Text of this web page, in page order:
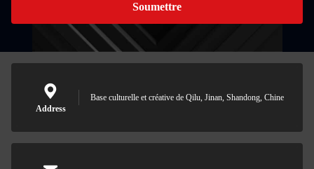
Soumettre
Address
Base culturelle et créative de Qilu, Jinan, Shandong, Chine